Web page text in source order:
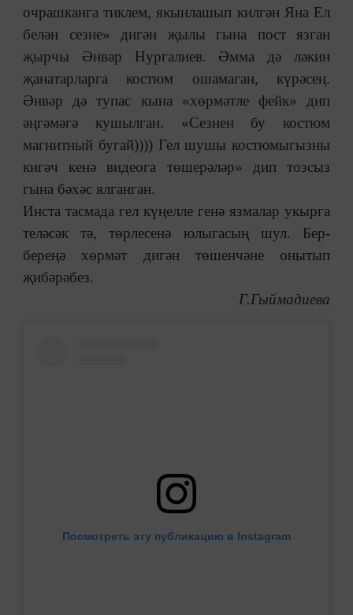
очрашканга тиклем, якынлашып килгән Яна Ел
белән сезне» дигән җылы гына пост язган
җырчы Әнвәр Нургалиев. Әмма дә ләкин
җанатарларга костюм ошамаган, күрәсең.
Әнвәр дә тупас кына «хөрмәтле фейк» дип
әңгәмәгә кушылган. «Сезнен бу костюм
магнитный бугай)))) Гел шушы костюмыгызны
кигәч кенә видеога төшерәләр» дип тозсыз
гына бәхәс ялганган.
Инста тасмада гел күңелле генә язмалар укырга
теләсәк тә, төрлесенә юлыгасың шул. Бер-
береңә хөрмәт дигән төшенчәне онытып
җибәрәбез.
Г.Гыймадиева
Посмотреть эту публикацию в Instagram